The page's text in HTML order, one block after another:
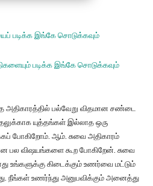
படிக்க இங்கே சொடுக்கவும்
படிக்க இங்கே சொடுக்கவும்
அதிகாரத்தில் பல்வேறு விதமான சண்டை
யுத்தங்கள் இல்லாத ஒரு
போகிறோம். ஆம். சுவை அதிகாரம்
பல விஷயங்களை கூற போகிறேன். சுவை
உங்களுக்கு கிடைக்கும் உணர்வை மட்டும்
நீங்கள் உணர்ந்து அனுபவிக்கும் அனைத்து